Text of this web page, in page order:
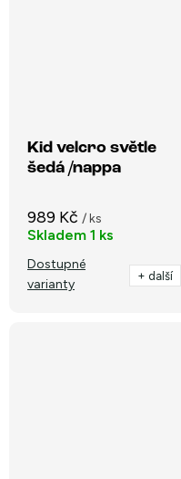
Kid velcro světle
šedá /nappa
989 Kč / ks
Skladem 1 ks
Dostupné
varianty
+ další